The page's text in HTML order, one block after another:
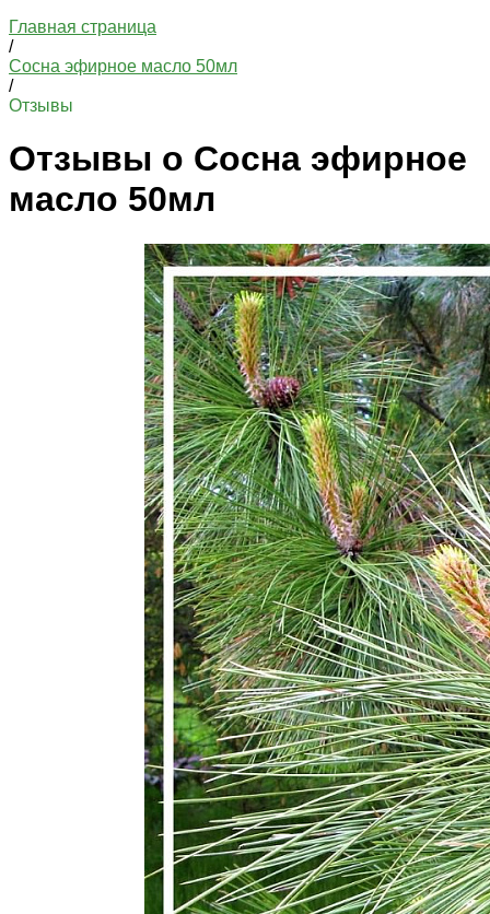
Главная страница
/
Сосна эфирное масло 50мл
/
Отзывы
Отзывы о Сосна эфирное
масло 50мл